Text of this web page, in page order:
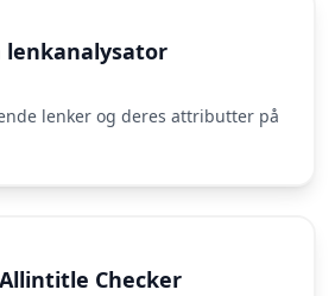
lenkanalysator
lenker og deres attributter på
Checker